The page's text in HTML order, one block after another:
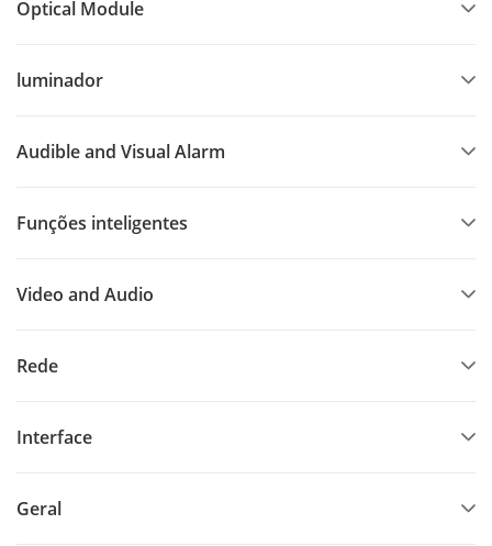
Optical Module
luminador
Audible and Visual Alarm
Funções inteligentes
Video and Audio
Rede
Interface
Geral